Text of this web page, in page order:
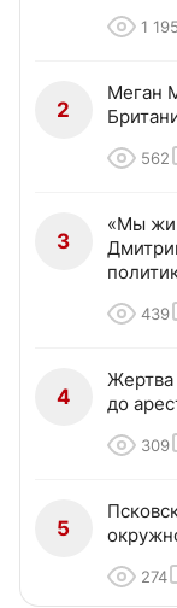
1 195
2
Меган
562
3
«Мы
439
4
Жертва
до
309
5
274